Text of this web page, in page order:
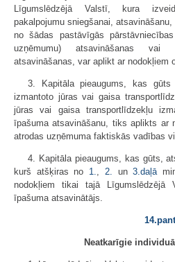
Līgumslēdzējā Valstī, kura
pakalpojumu sniegšanai,
no šādas pastāvīgās
uzņēmumu) atsavināšanas vai
atsavināšanas, var aplikt ar nodokļiem
3. Kapitāla pieaugums, kas gūts
izmantoto jūras vai gaisa
jūras vai gaisa transportlīdzekļu
īpašuma atsavināšanu, tiks aplikts ar
atrodas uzņēmuma faktiskās vadības
4. Kapitāla pieaugums, kas gūts,
kurš atšķiras no 1., 2. un3.daļā
nodokļiem tikai tajā
īpašuma atsavinātājs.
Neatkarīgie